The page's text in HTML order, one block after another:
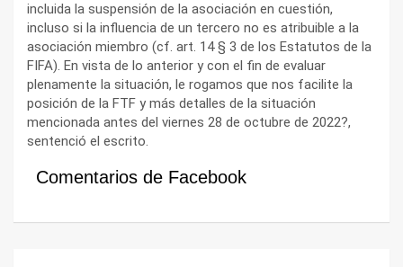
incluida la suspensión de la asociación en cuestión,
incluso si la influencia de un tercero no es atribuible a la
asociación miembro (cf. art. 14 § 3 de los Estatutos de la
FIFA). En vista de lo anterior y con el fin de evaluar
plenamente la situación, le rogamos que nos facilite la
posición de la FTF y más detalles de la situación
mencionada antes del viernes 28 de octubre de 2022?,
sentenció el escrito.
Comentarios de Facebook